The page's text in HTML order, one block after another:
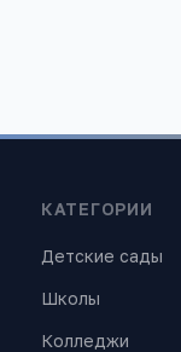
КАТЕГОРИИ
Детские сады
Школы
Колледжи